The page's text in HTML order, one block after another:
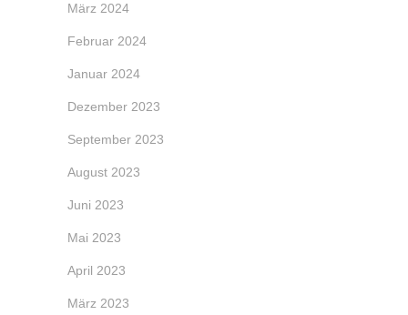
März 2024
Februar 2024
Januar 2024
Dezember 2023
September 2023
August 2023
Juni 2023
Mai 2023
April 2023
März 2023